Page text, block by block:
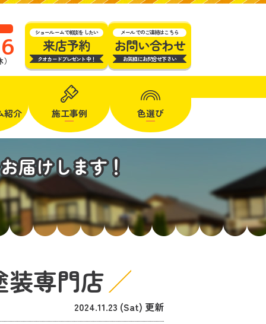
ショールームで相談をしたい
来店予約
クオカードプレゼント中！
メールでのご連絡はこちら
お問い合わせ
お気軽にお問合せ下さい
紹介 施工事例 色選び
届けします！
専門店
2024.11.23 (Sat) 更新